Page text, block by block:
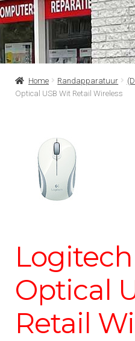
Ga
door
naar
navigatie
Ga
naar
de
inhoudHome Randapparatuur
Optical USB Wit Retail Wireless
Optical
Retail